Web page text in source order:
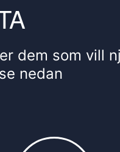
dem som vill
nedan